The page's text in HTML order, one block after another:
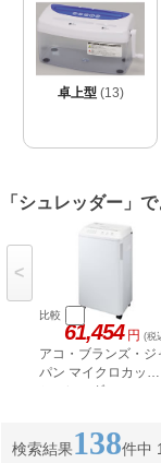
卓上型(13)
「シュレッダー」
比較
61,454 円 (税
アコ・ブランズ・ジ
パン マイクロカット
シュレッダ
<
検索結果138件中 1